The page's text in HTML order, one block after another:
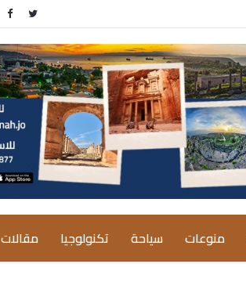
منوعات سياحة تكنولوجيا مقالات